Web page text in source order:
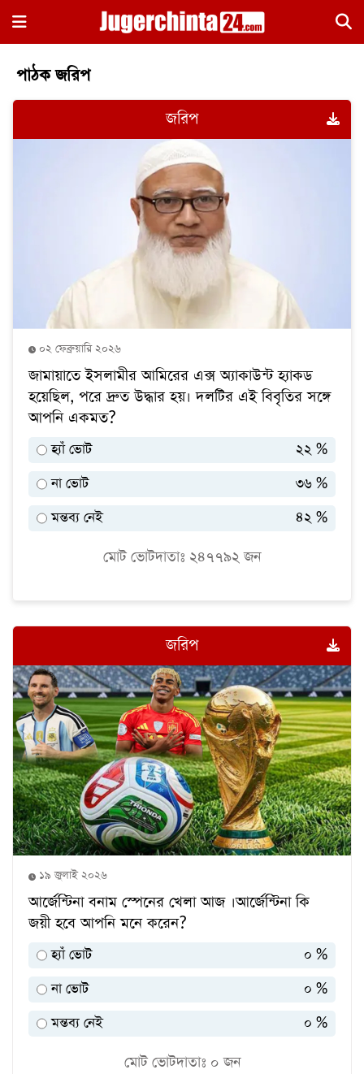
×
সারাদেশ
আন্তর্জাতিক
খেলা
বিনোদন
অর্থনীতি
চাকরি
আর্কাইভ
পাঠক জরিপ
জরিপ
০২ ফেব্রুয়ারি ২০২৬
জামায়াতে ইসলামীর আমিরের এক্স অ্যাকাউন্ট হ্যাকড
হয়েছিল, পরে দ্রুত উদ্ধার হয়। দলটির এই বিবৃতির সঙ্গে
আপনি একমত?
হ্যাঁ ভোট
২২ %
না ভোট
৩৬ %
মন্তব্য নেই
৪২ %
মোট ভোটদাতাঃ ২৪৭৭৯২জন
জরিপ
১৯ জুলাই ২০২৬
আর্জেন্টিনা বনাম স্পেনের খেলা আজ ।আর্জেন্টিনা কি
জয়ী হবে আপনি মনে করেন?
হ্যাঁ ভোট
০ %
না ভোট
০ %
মন্তব্য নেই
০ %
মোট ভোটদাতাঃ ০ জন